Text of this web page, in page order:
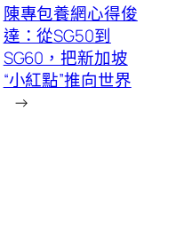
陳專包養網心得俊
達：從SG50到
SG60，把新加坡
“小紅點”推向世界
→